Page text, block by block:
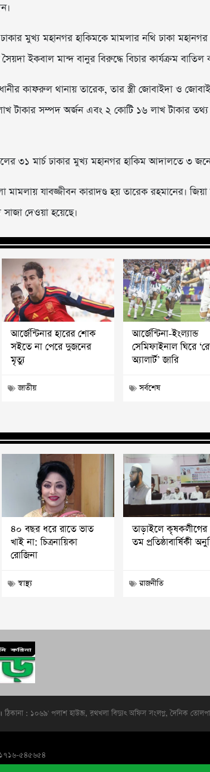
মুখ্য মহানগর হাকিমকে মামলার নথি ঢাকা
ইকবাল মান্দ বানুর বিরুদ্ধে বিচার কার্যক্রম বাতিল
কাফরুল থানায় তারেক, তার স্ত্রী জোবাইদা ও
টাকার সম্পদ অর্জন এবং ২ কোটি ১৬ লাখ টাকার
৩১ মার্চ ঢাকার মুখ্য মহানগর হাকিম আদালতে ৩
যাবজ্জীবন কারাদণ্ড হয় তারেক রহমানের।
সাজা দেওয়া হয়েছে।
আর্জেন্টিনার হারের শোক
সইতে না পেরে দুজনের
মৃত্যু
জাতীয়
আর্জেন্টিনা-ইংল্যান্ড
সেমিফাইনাল ঘিরে
অ্যালার্ট’ জারি
সর্বশেষ
৪০ বছর ধরে রাতে ভাত
খাই না: চিত্রনায়িকা
রোজিনা
স্বাস্থ্য
তাড়াইলে
তম প্রতিষ্ঠাবার্ষিকী
রাজনীতি
ঠিকানা : ১০৬৯' পলাশ হাউজ, রথখলা বিদ্যুৎ অফিস সংলগ্ন, দৈনিক
৫৪৫৬৫৪